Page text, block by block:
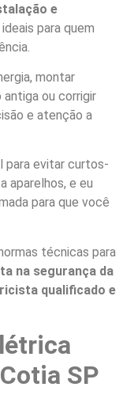
e
ideais para quem
montar
ou corrigir
e atenção a
para evitar curtos-
aparelhos, e eu
para que você
técnicas para
na segurança da
qualificado e
SP